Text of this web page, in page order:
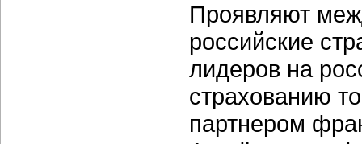
Проявляют
российские
лидеров на
страхованию
партнером